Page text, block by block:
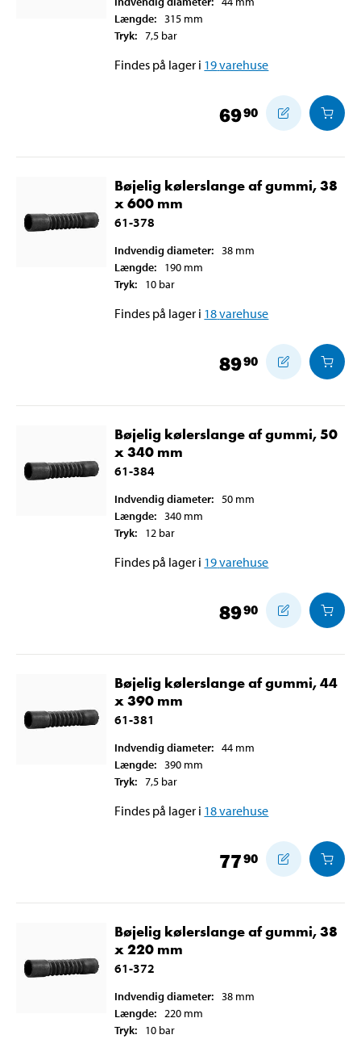
Længde: 315 mm
Tryk: 7,5 bar
Findes på lager i 19varehuse
6990
Bøjelig kølerslange af gummi, 38
x 600 mm
61-378
Indvendig diameter: 38 mm
Længde: 190 mm
Tryk: 10 bar
Findes på lager i 18varehuse
8990
Bøjelig kølerslange af gummi, 50
x 340 mm
61-384
Indvendig diameter: 50 mm
Længde: 340 mm
Tryk: 12 bar
Findes på lager i 19varehuse
8990
Bøjelig kølerslange af gummi, 44
x 390 mm
61-381
Indvendig diameter: 44 mm
Længde: 390 mm
Tryk: 7,5 bar
Findes på lager i 18varehuse
7790
Bøjelig kølerslange af gummi, 38
x 220 mm
61-372
Indvendig diameter: 38 mm
Længde: 220 mm
Tryk: 10 bar